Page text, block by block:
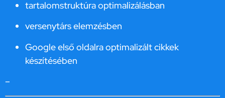
tartalomstruktúra optimalizálásban
versenytárs elemzésben
Google első oldalra optimalizált cikkek
készítésében
–